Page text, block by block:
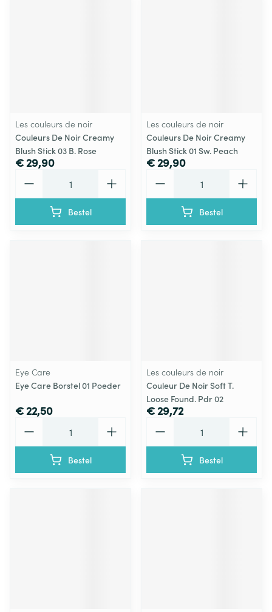
Les couleurs de noir
Couleurs De Noir Creamy
Blush Stick 03 B. Rose
€ 29,90
Bestel
Les couleurs de noir
Couleurs De Noir Creamy
Blush Stick 01 Sw. Peach
€ 29,90
Bestel
Eye Care
Eye Care Borstel 01 Poeder
€ 22,50
Bestel
Les couleurs de noir
Couleur De Noir Soft T.
Loose Found. Pdr 02
€ 29,72
Bestel